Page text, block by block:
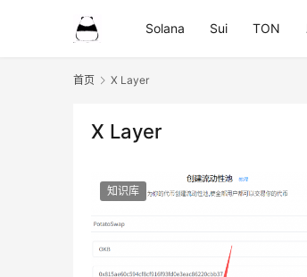
Solana Sui TON
首页 X Layer
X Layer
知识库